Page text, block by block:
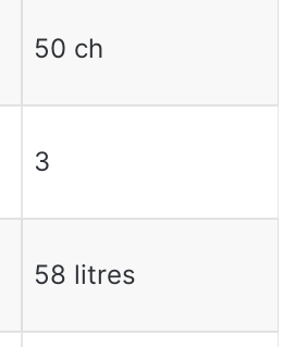
50 ch
3
58 litres